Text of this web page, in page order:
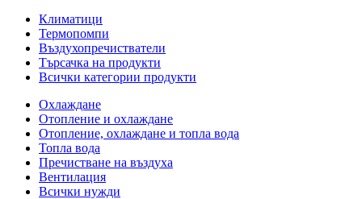
Климатици
Термопомпи
Въздухопречистватели
Търсачка на продукти
Всички категории продукти
Охлаждане
Отопление и охлаждане
Отопление, охлаждане и топла вода
Топла вода
Пречистване на въздуха
Вентилация
Всички нужди